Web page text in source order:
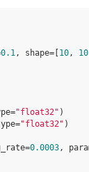
0.1, shape= 10, 10
="float32" )
="float32" )
=0.0003,